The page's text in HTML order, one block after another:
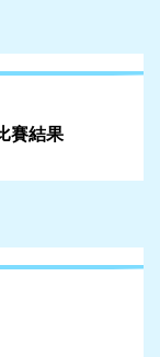
賽結果